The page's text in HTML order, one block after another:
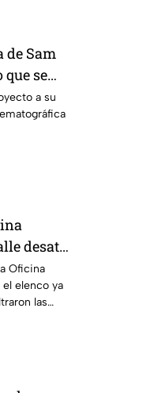
de Sam
se
a su
desata
Oficina
elenco ya
las